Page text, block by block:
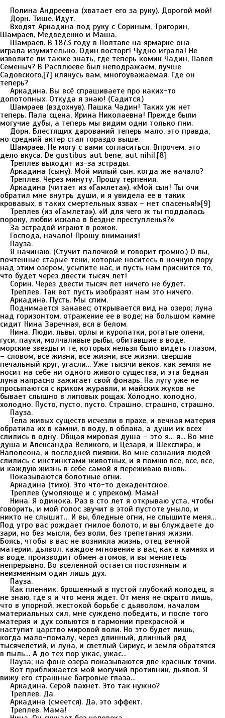
Полина Андреевна (хватает его за руку). Дорогой мой!
Дорн. Тише. Идут.
Входят Аркадина под руку с Сориным, Тригорин,
Шамраев, Медведенко и Маша.
Шамраев. В 1873 году в Полтаве на ярмарке она
играла изумительно. Один восторг! Чудно играла! Не
изволите ли также знать, где теперь комик Чадин, Павел
Семеныч? В Расплюеве был неподражаем, лучше
Садовского,[7] клянусь вам, многоуважаемая. Где он
теперь?
Аркадина. Вы всё спрашиваете про каких-то
допотопных. Откуда я знаю! (Садится.)
Шамраев (вздохнув). Пашка Чадин! Таких уж нет
теперь. Пала сцена, Ирина Николаевна! Прежде были
могучие дубы, а теперь мы видим одни только пни.
Дорн. Блестящих дарований теперь мало, это правда,
но средний актер стал гораздо выше.
Шамраев. Не могу с вами согласиться. Впрочем, это
дело вкуса. De gustibus aut bene, aut nihil.[8]
Треплев выходит из-за эстрады.
Аркадина (сыну). Мой милый сын, когда же начало?
Треплев. Через минуту. Прошу терпения.
Аркадина (читает из «Гамлета»). «Мой сын! Ты очи
обратил мне внутрь души, и я увидела ее в таких
кровавых, в таких смертельных язвах – нет спасенья!»[9]
Треплев (из «Гамлета»). «И для чего ж ты поддалась
пороку, любви искала в бездне преступленья?»
За эстрадой играют в рожок.
Господа, начало! Прошу внимания!
Пауза.
Я начинаю. (Стучит палочкой и говорит громко.) О вы,
почтенные старые тени, которые носитесь в ночную пору
над этим озером, усыпите нас, и пусть нам приснится то,
что будет через двести тысяч лет!
Сорин. Через двести тысяч лет ничего не будет.
Треплев. Так вот пусть изобразят нам это ничего.
Аркадина. Пусть. Мы спим.
Поднимается занавес; открывается вид на озеро; луна
над горизонтом, отражение ее в воде; на большом камне
сидит Нина Заречная, вся в белом.
Нина. Люди, львы, орлы и куропатки, рогатые олени,
гуси, пауки, молчаливые рыбы, обитавшие в воде,
морские звезды и те, которых нельзя было видеть глазом,
– словом, все жизни, все жизни, все жизни, свершив
печальный круг, угасли… Уже тысячи веков, как земля не
носит на себе ни одного живого существа, и эта бедная
луна напрасно зажигает свой фонарь. На лугу уже не
просыпаются с криком журавли, и майских жуков не
бывает слышно в липовых рощах. Холодно, холодно,
холодно. Пусто, пусто, пусто. Страшно, страшно, страшно.
Пауза.
Тела живых существ исчезли в прахе, и вечная материя
обратила их в камни, в воду, в облака, а души их всех
слились в одну. Общая мировая душа – это я… я… Во мне
душа и Александра Великого, и Цезаря, и Шекспира, и
Наполеона, и последней пиявки. Во мне сознания людей
слились с инстинктами животных, и я помню все, все, все,
и каждую жизнь в себе самой я переживаю вновь.
Показываются болотные огни.
Аркадина (тихо). Это что-то декадентское.
Треплев (умоляюще и с упреком). Мама!
Нина. Я одинока. Раз в сто лет я открываю уста, чтобы
говорить, и мой голос звучит в этой пустоте уныло, и
никто не слышит… И вы, бледные огни, не слышите меня…
Под утро вас рождает гнилое болото, и вы блуждаете до
зари, но без мысли, без воли, без трепетания жизни.
Боясь, чтобы в вас не возникла жизнь, отец вечной
материи, дьявол, каждое мгновение в вас, как в камнях и
в воде, производит обмен атомов, и вы меняетесь
непрерывно. Во вселенной остается постоянным и
неизменным один лишь дух.
Пауза.
Как пленник, брошенный в пустой глубокий колодец, я
не знаю, где я и что меня ждет. От меня не скрыто лишь,
что в упорной, жестокой борьбе с дьяволом, началом
материальных сил, мне суждено победить, и после того
материя и дух сольются в гармонии прекрасной и
наступит царство мировой воли. Но это будет лишь,
когда мало-помалу, через длинный, длинный ряд
тысячелетий, и луна, и светлый Сириус, и земля обратятся
в пыль… А до тех пор ужас, ужас…
Пауза; на фоне озера показываются две красных точки.
Вот приближается мой могучий противник, дьявол. Я
вижу его страшные багровые глаза…
Аркадина. Серой пахнет. Это так нужно?
Треплев. Да.
Аркадина (смеется). Да, это эффект.
Треплев. Мама!